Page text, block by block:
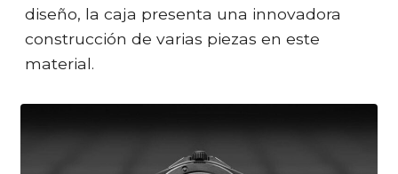
diseño, la caja presenta una innovadora
construcción de varias piezas en este
material.